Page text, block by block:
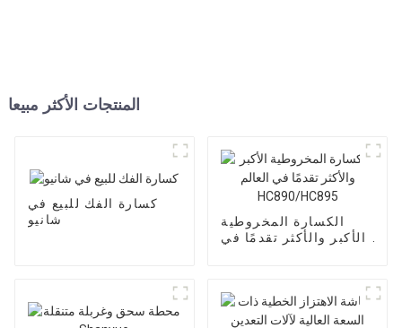
المنتجات الأكثر مبيعا
كسارة الفك للبيع في
شانيو
الكسارة المخروطية
الأكبر والأكثر تقدمًا في